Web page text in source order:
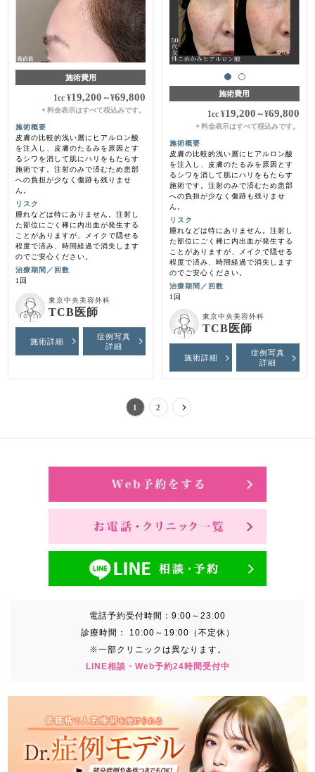
施術費用
1cc¥19,200 ～¥69,800
＊料金表示はすべて税込みです。
施術概要
皮膚の比較的浅い層にヒアルロン酸
を注入し、皮膚のたるみを原因とす
るシワを消して肌にハリをもたらす
施術です。注射のみで済むため患部
への負担が少なく傷跡も残りませ
ん。
リスク
腫れなどは特にありません。注射し
た部位にごく稀に内出血が発生する
ことがありますが、メイクで隠せる
程度で済み、時間経過で消失します
のでご安心ください。
治療期間／回数
1回
東京中央美容外科
TCB医師
施術詳細
症例写真
詳細
施術費用
1cc ¥19,200 ～¥69,800
＊ 料金表示はすべて税込みです。
施術概要
皮膚の比較的浅い層にヒアルロン酸
を注入し、皮膚のたるみを原因とす
るシワを消して肌にハリをもたらす
施術です。注射のみで済むため患部
への負担が少なく傷跡も残りませ
ん。
リスク
腫れなどは特にありません。注射し
た部位にごく稀に内出血が発生する
ことがありますが、メイクで隠せる
程度で済み、時間経過で消失します
のでご安心ください。
治療期間／回数
1回
東京中央美容外科
TCB医師
施術詳細
症例写真
詳細
1 2
電話予約受付時間： 9:00～23:00
診療時間：
10:00～19:00（不定休）
※一部クリニックは異なります。
LINE相談・Web予約24時間受付中